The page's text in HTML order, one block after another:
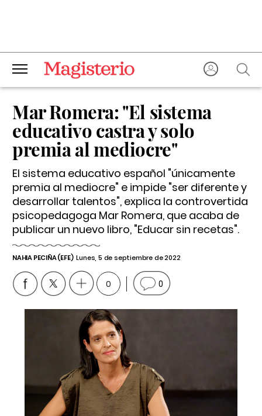
Mar Romera: "El sistema
educativo castra y solo
premia al mediocre"
El sistema educativo español "únicamente
premia al mediocre" e impide "ser diferente y
desarrollar talentos", explica la controvertida
psicopedagoga Mar Romera, que acaba de
publicar un nuevo libro, "Educar sin recetas".
NAHIA PECIÑA (EFE) Lunes, 5 de septiembre de 2022
0 0